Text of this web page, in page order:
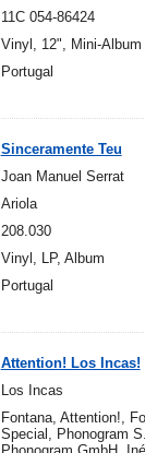
11C 054-86424
Vinyl, 12", Mini-Album
Portugal
Sinceramente Teu
Joan Manuel Serrat
Ariola
208.030
Vinyl, LP, Album
Portugal
Attention! Los Incas!
Los Incas
Fontana, Attention!,
Special, Phonogram